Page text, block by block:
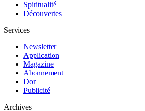
Spiritualité
Découvertes
Services
Newsletter
Application
Magazine
Abonnement
Don
Publicité
Archives